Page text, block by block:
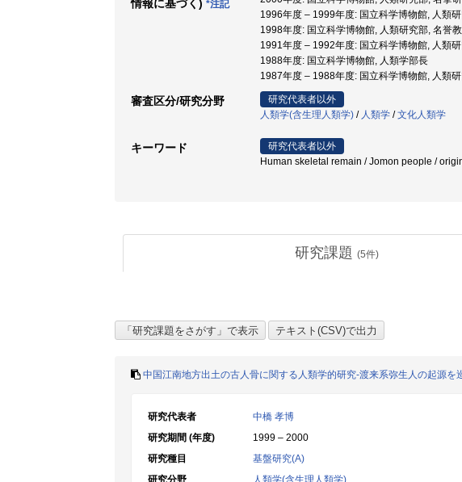
情報に基づく) *注記
1996年度 – 1999年度: 国立科学博物館, 人類
1998年度: 国立科学博物館, 人類研究部, 名誉
1991年度 – 1992年度: 国立科学博物館, 人類
1988年度: 国立科学博物館, 人類学部長
1987年度 – 1988年度: 国立科学博物館, 人類
審査区分/研究分野
研究代表者以外
人類学(含生理人類学) / 人類学 /文化人類学
キーワード
研究代表者以外
Human skeletal remain / Jomon people /
研究課題 (5件)
中国江南地方出土の古人骨に関する人類学的研究-渡来系弥生人の起源を
研究代表者
中橋 孝博
研究期間 (年度)
1999 – 2000
研究種目
基盤研究(A)
研究分野
人類学(含生理人類学)